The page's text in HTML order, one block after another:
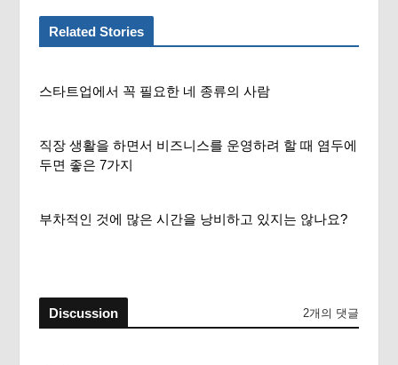
Related Stories
스타트업에서 꼭 필요한 네 종류의 사람
직장 생활을 하면서 비즈니스를 운영하려 할 때 염두에
두면 좋은 7가지
부차적인 것에 많은 시간을 낭비하고 있지는 않나요?
Discussion 2개의 댓글